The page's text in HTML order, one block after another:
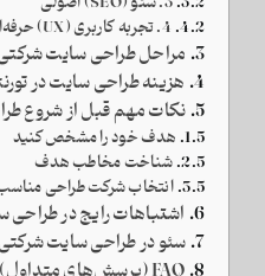
4. تجربه کاربری (UX) حرفه‌ای
مراحل طراحی سایت شرکتی
هزینه طراحی سایت در
نکات مهم قبل از شروع
هدف خود را مشخص کنید
شناخت مخاطب هدف
انتخاب شرکت طراحی
اشتباهات رایج در طراحی
سئو در طراحی سایت شرکتی